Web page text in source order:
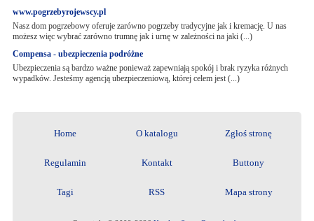
www.pogrzebyrojewscy.pl
Nasz dom pogrzebowy oferuje zarówno pogrzeby tradycyjne jak i kremację. U nas
możesz więc wybrać zarówno trumnę jak i urnę w zależności na jaki (...)
Compensa - ubezpieczenia podróżne
Ubezpieczenia są bardzo ważne ponieważ zapewniają spokój i brak ryzyka różnych
wypadków. Jesteśmy agencją ubezpieczeniową, której celem jest (...)
Home O katalogu Zgłoś stronę
Regulamin Kontakt Buttony
Tagi RSS Mapa strony